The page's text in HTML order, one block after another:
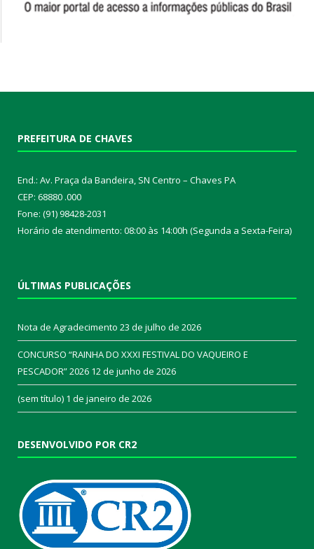
PREFEITURA DE CHAVES
End.: Av. Praça da Bandeira, SN Centro – Chaves PA
CEP: 68880 .000
Fone: (91) 98428-2031
Horário de atendimento: 08:00 às 14:00h (Segunda a Sexta-Feira)
ÚLTIMAS PUBLICAÇÕES
Nota de Agradecimento 23 de julho de 2026
CONCURSO “RAINHA DO XXXI FESTIVAL DO VAQUEIRO E
PESCADOR” 2026 12 de junho de 2026
(sem título) 1 de janeiro de 2026
DESENVOLVIDO POR CR2